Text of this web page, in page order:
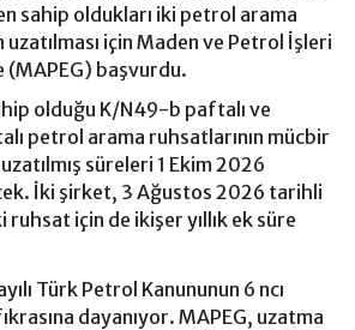
sahip oldukları iki petrol arama
uzatılması için Maden ve Petrol İşleri
(MAPEG) başvurdu.
olduğu K/N49-b paftalı ve
petrol arama ruhsatlarının mücbir
süreleri 1 Ekim 2026
İki şirket, 3 Ağustos 2026 tarihli
için de ikişer yıllık ek süre
Türk Petrol Kanununun 6 ncı
dayanıyor. MAPEG, uzatma